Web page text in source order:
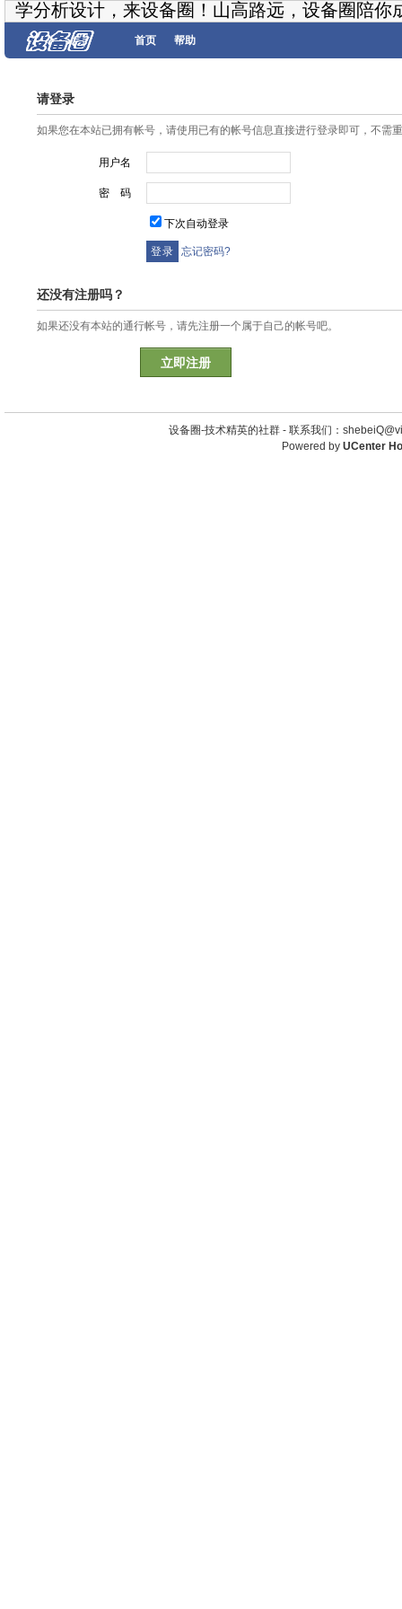
学分析设计，来设备圈！山高路远，设备圈陪你
首页 帮助
请登录
如果您在本站已拥有帐号，请使用已有的帐号信息直接进行登录即可，不需
用户名
密 码
下次自动登录
忘记密码?
还没有注册吗？
如果还没有本站的通行帐号，请先注册一个属于自己的帐号吧。
立即注册
设备圈-技术精英的社群 - 联系我们：
Powered by UCenter